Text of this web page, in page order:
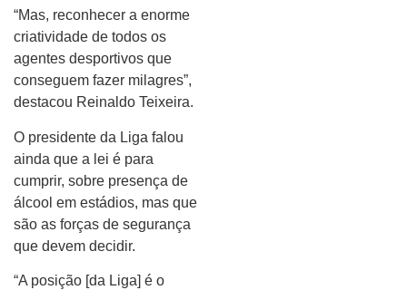
“Mas, reconhecer a enorme
criatividade de todos os
agentes desportivos que
conseguem fazer milagres”,
destacou Reinaldo Teixeira.
O presidente da Liga falou
ainda que a lei é para
cumprir, sobre presença de
álcool em estádios, mas que
são as forças de segurança
que devem decidir.
“A posição [da Liga] é o